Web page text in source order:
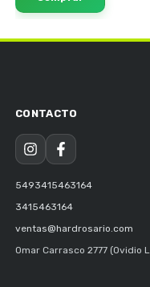
5493415463164
3415463164
ventas@hardrosario.com
Omar Carrasco 2777 (Ovidio